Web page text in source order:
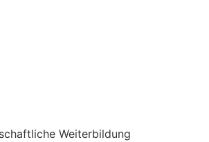
Weiterbildung